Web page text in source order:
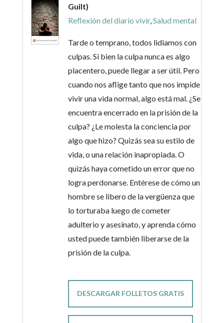
Guilt)
Reflexión del diario vivir,Salud mental
Tarde o temprano, todos lidiamos con
culpas. Si bien la culpa nunca es algo
placentero, puede llegar a ser útil. Pero
cuando nos aflige tanto que nos impide
vivir una vida normal, algo está mal. ¿Se
encuentra encerrado en la prisión de la
culpa? ¿Le molesta la conciencia por
algo que hizo? Quizás sea su estilo de
vida, o una relación inapropiada. O
quizás haya cometido un error que no
logra perdonarse. Entérese de cómo un
hombre se libero de la vergüenza que
lo torturaba luego de cometer
adulterio y asesinato, y aprenda cómo
usted puede también liberarse de la
prisión de la culpa.
DESCARGAR FOLLETOS GRATIS